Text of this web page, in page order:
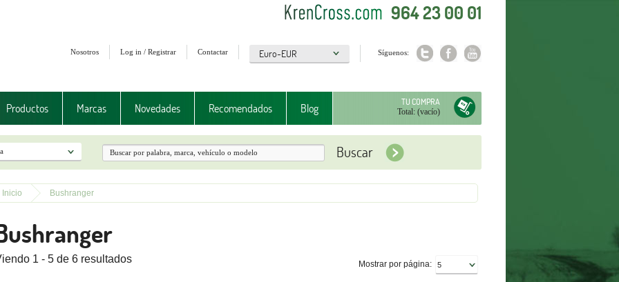
964 23 00 01
Síguenos:
Contactar
Log in / Registrar
Nosotros
TU COMPRA
Total: (vacío)
Productos Marcas Novedades Recomendados Blog
Inicio Bushranger
1 - 5 de 6 resultados Mostrar por página: